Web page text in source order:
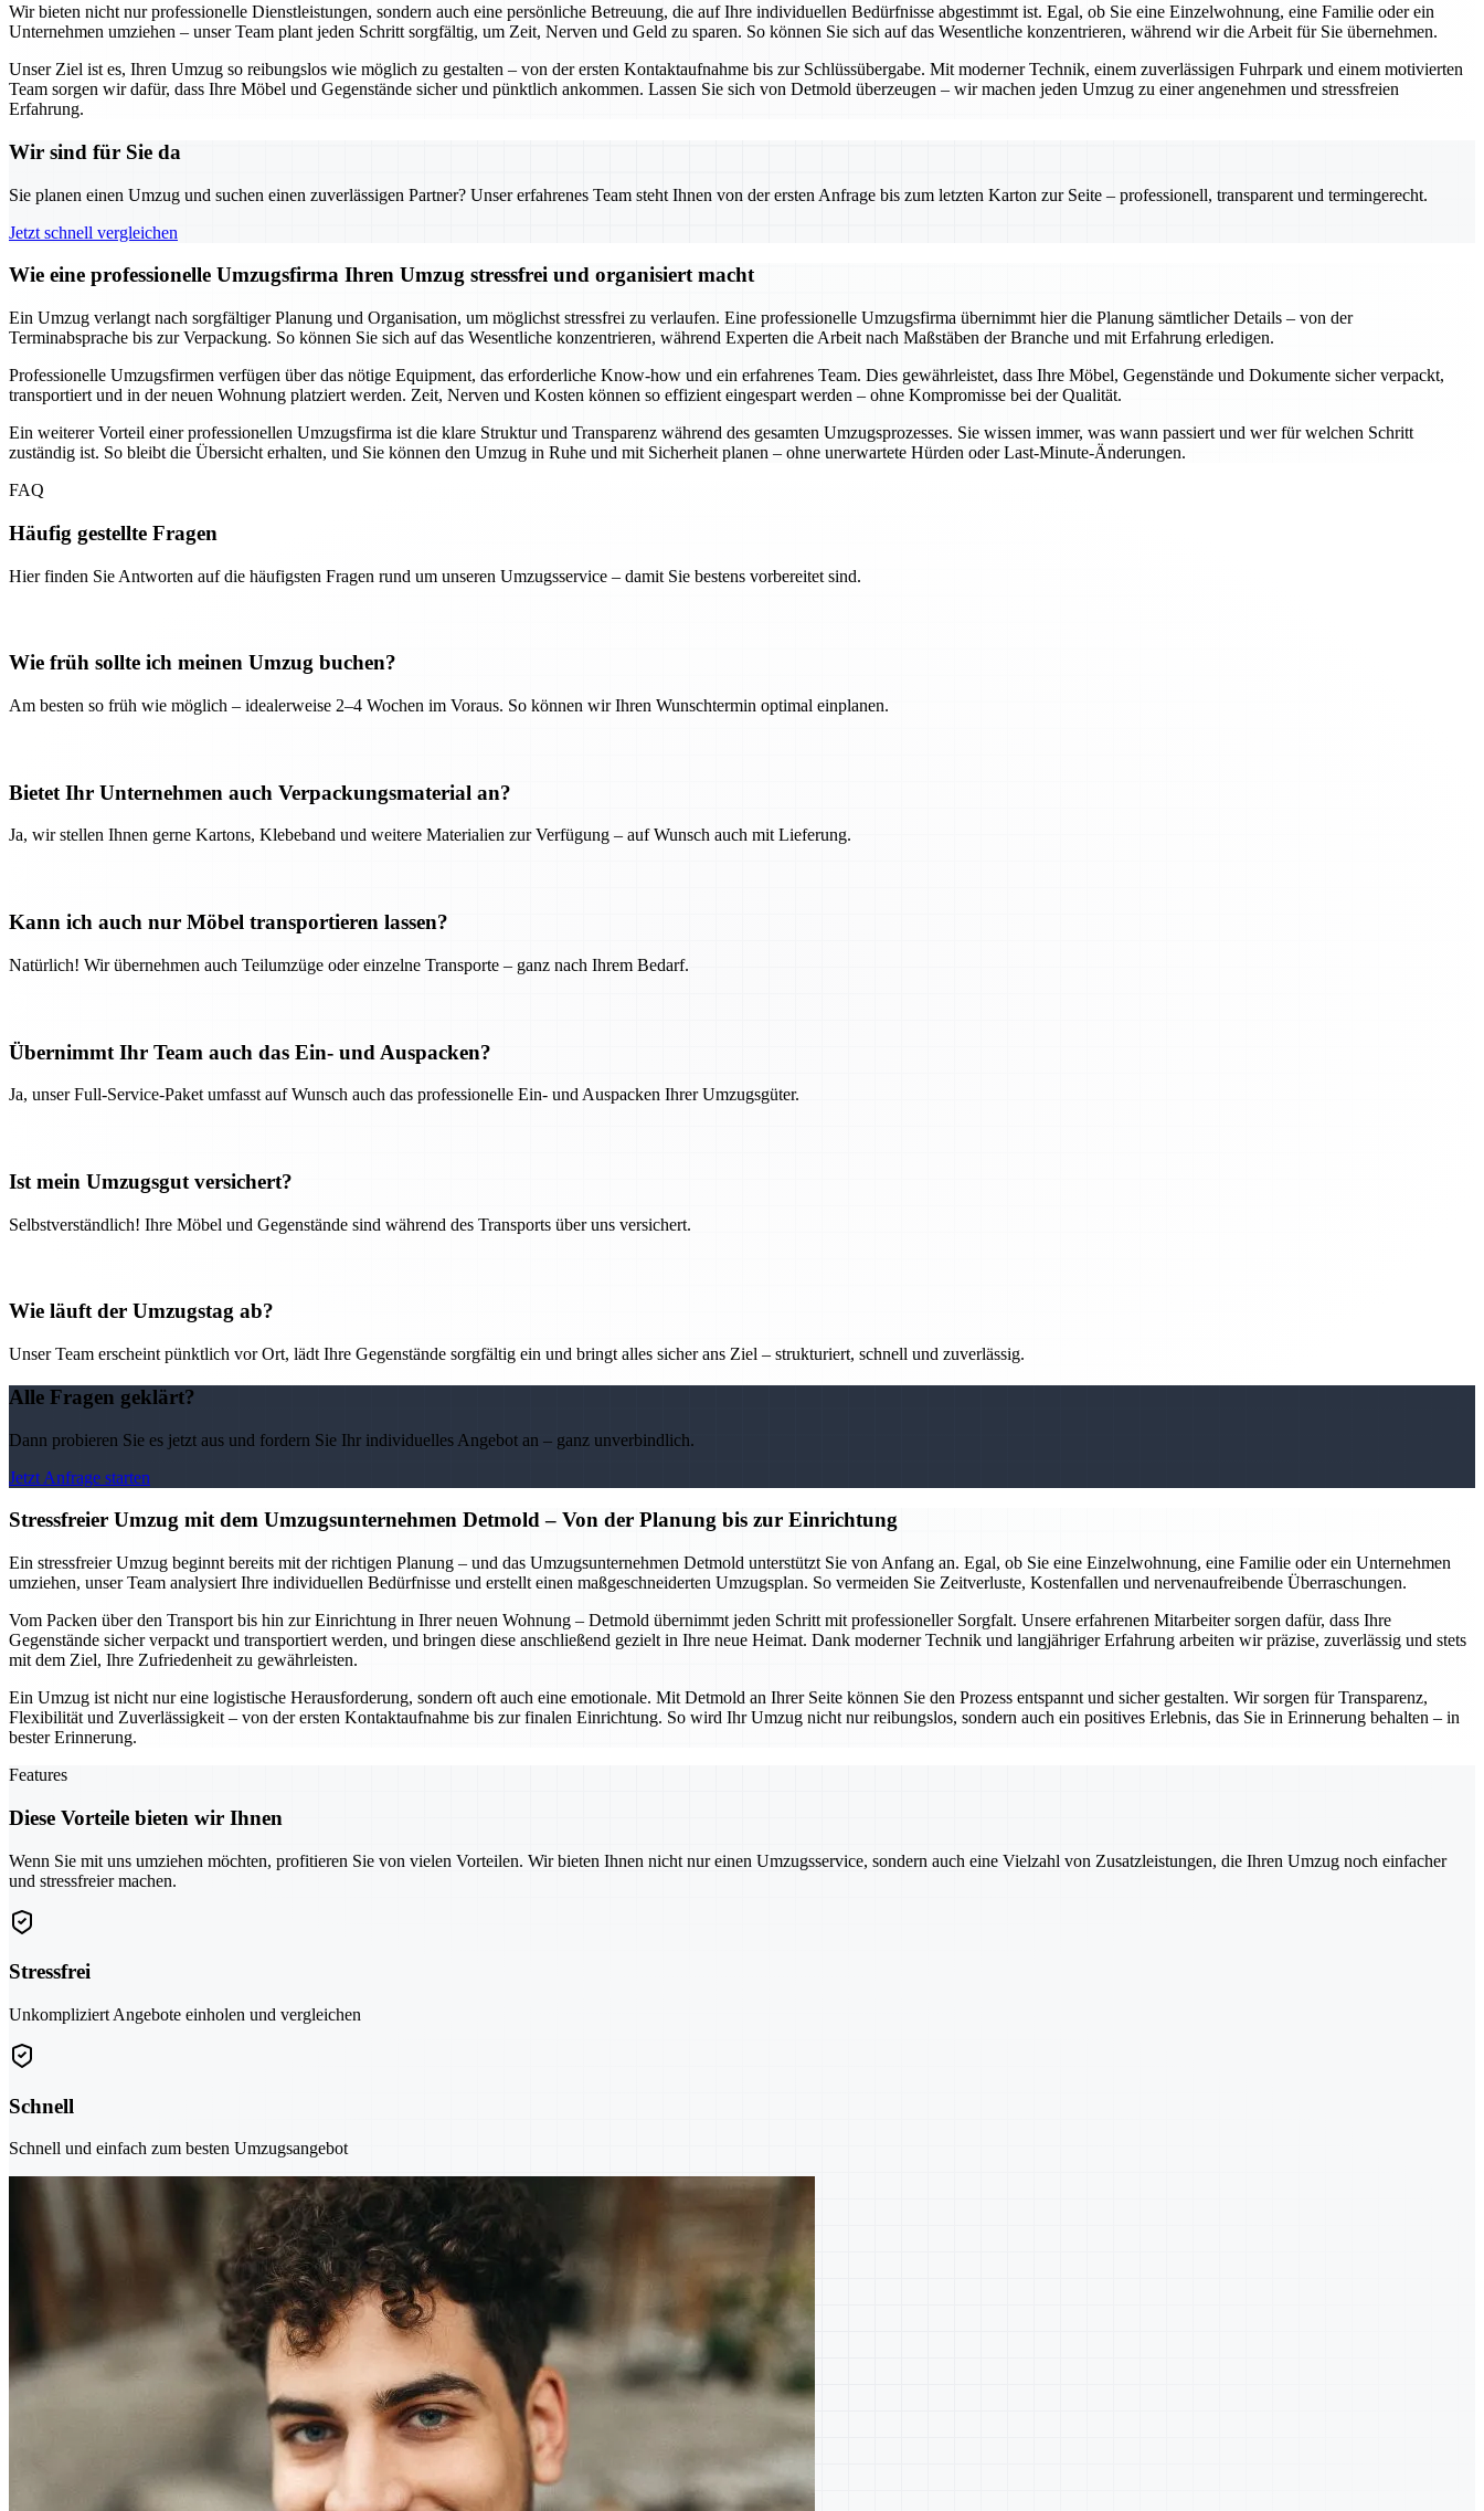
Wir bieten nicht nur professionelle Dienstleistungen, sondern auch eine persönliche Betreuung, die auf Ihre individuellen Bedürfnisse abgestimmt ist. Egal, ob Sie eine Einzelwohnung, eine Familie oder ein
Unternehmen umziehen – unser Team plant jeden Schritt sorgfältig, um Zeit, Nerven und Geld zu sparen. So können Sie sich auf das Wesentliche konzentrieren, während wir die Arbeit für Sie übernehmen.
Unser Ziel ist es, Ihren Umzug so reibungslos wie möglich zu gestalten – von der ersten Kontaktaufnahme bis zur Schlüssübergabe. Mit moderner Technik, einem zuverlässigen Fuhrpark und einem motivierten
Team sorgen wir dafür, dass Ihre Möbel und Gegenstände sicher und pünktlich ankommen. Lassen Sie sich von Detmold überzeugen – wir machen jeden Umzug zu einer angenehmen und stressfreien
Erfahrung.
Wir sind für Sie da
Sie planen einen Umzug und suchen einen zuverlässigen Partner? Unser erfahrenes Team steht Ihnen von der ersten Anfrage bis zum letzten Karton zur Seite – professionell, transparent und termingerecht.
Jetzt schnell vergleichen
Wie eine professionelle Umzugsfirma Ihren Umzug stressfrei und organisiert macht
Ein Umzug verlangt nach sorgfältiger Planung und Organisation, um möglichst stressfrei zu verlaufen. Eine professionelle Umzugsfirma übernimmt hier die Planung sämtlicher Details – von der
Terminabsprache bis zur Verpackung. So können Sie sich auf das Wesentliche konzentrieren, während Experten die Arbeit nach Maßstäben der Branche und mit Erfahrung erledigen.
Professionelle Umzugsfirmen verfügen über das nötige Equipment, das erforderliche Know-how und ein erfahrenes Team. Dies gewährleistet, dass Ihre Möbel, Gegenstände und Dokumente sicher verpackt,
transportiert und in der neuen Wohnung platziert werden. Zeit, Nerven und Kosten können so effizient eingespart werden – ohne Kompromisse bei der Qualität.
Ein weiterer Vorteil einer professionellen Umzugsfirma ist die klare Struktur und Transparenz während des gesamten Umzugsprozesses. Sie wissen immer, was wann passiert und wer für welchen Schritt
zuständig ist. So bleibt die Übersicht erhalten, und Sie können den Umzug in Ruhe und mit Sicherheit planen – ohne unerwartete Hürden oder Last-Minute-Änderungen.
FAQ
Häufig gestellte Fragen
Hier finden Sie Antworten auf die häufigsten Fragen rund um unseren Umzugsservice – damit Sie bestens vorbereitet sind.
Wie früh sollte ich meinen Umzug buchen?
Am besten so früh wie möglich – idealerweise 2–4 Wochen im Voraus. So können wir Ihren Wunschtermin optimal einplanen.
Bietet Ihr Unternehmen auch Verpackungsmaterial an?
Ja, wir stellen Ihnen gerne Kartons, Klebeband und weitere Materialien zur Verfügung – auf Wunsch auch mit Lieferung.
Kann ich auch nur Möbel transportieren lassen?
Natürlich! Wir übernehmen auch Teilumzüge oder einzelne Transporte – ganz nach Ihrem Bedarf.
Übernimmt Ihr Team auch das Ein- und Auspacken?
Ja, unser Full-Service-Paket umfasst auf Wunsch auch das professionelle Ein- und Auspacken Ihrer Umzugsgüter.
Ist mein Umzugsgut versichert?
Selbstverständlich! Ihre Möbel und Gegenstände sind während des Transports über uns versichert.
Wie läuft der Umzugstag ab?
Unser Team erscheint pünktlich vor Ort, lädt Ihre Gegenstände sorgfältig ein und bringt alles sicher ans Ziel – strukturiert, schnell und zuverlässig.
Alle Fragen geklärt?
Dann probieren Sie es jetzt aus und fordern Sie Ihr individuelles Angebot an – ganz unverbindlich.
Jetzt Anfrage starten
Stressfreier Umzug mit dem Umzugsunternehmen Detmold – Von der Planung bis zur Einrichtung
Ein stressfreier Umzug beginnt bereits mit der richtigen Planung – und das Umzugsunternehmen Detmold unterstützt Sie von Anfang an. Egal, ob Sie eine Einzelwohnung, eine Familie oder ein Unternehmen
umziehen, unser Team analysiert Ihre individuellen Bedürfnisse und erstellt einen maßgeschneiderten Umzugsplan. So vermeiden Sie Zeitverluste, Kostenfallen und nervenaufreibende Überraschungen.
Vom Packen über den Transport bis hin zur Einrichtung in Ihrer neuen Wohnung – Detmold übernimmt jeden Schritt mit professioneller Sorgfalt. Unsere erfahrenen Mitarbeiter sorgen dafür, dass Ihre
Gegenstände sicher verpackt und transportiert werden, und bringen diese anschließend gezielt in Ihre neue Heimat. Dank moderner Technik und langjähriger Erfahrung arbeiten wir präzise, zuverlässig und stets
mit dem Ziel, Ihre Zufriedenheit zu gewährleisten.
Ein Umzug ist nicht nur eine logistische Herausforderung, sondern oft auch eine emotionale. Mit Detmold an Ihrer Seite können Sie den Prozess entspannt und sicher gestalten. Wir sorgen für Transparenz,
Flexibilität und Zuverlässigkeit – von der ersten Kontaktaufnahme bis zur finalen Einrichtung. So wird Ihr Umzug nicht nur reibungslos, sondern auch ein positives Erlebnis, das Sie in Erinnerung behalten – in
bester Erinnerung.
Features
Diese Vorteile bieten wir Ihnen
Wenn Sie mit uns umziehen möchten, profitieren Sie von vielen Vorteilen. Wir bieten Ihnen nicht nur einen Umzugsservice, sondern auch eine Vielzahl von Zusatzleistungen, die Ihren Umzug noch einfacher
und stressfreier machen.
Stressfrei
Unkompliziert Angebote einholen und vergleichen
Schnell
Schnell und einfach zum besten Umzugsangebot